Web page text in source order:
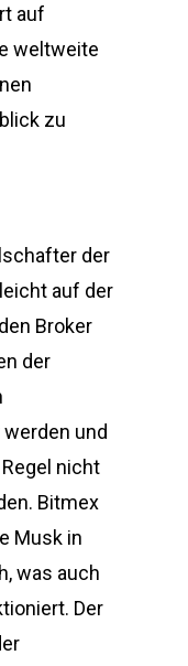
auf
weltweite
zu
der
auf der
Broker
der
und
nicht
Bitmex
Musk in
was auch
Der